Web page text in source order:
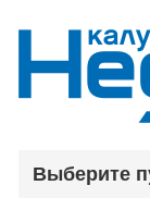
Выберите